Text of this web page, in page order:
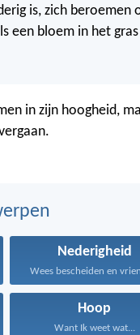
is, zich beroemen
een bloem in het
in zijn hoogheid,
Nederigheid
Hoop
Want Ik weet wat...